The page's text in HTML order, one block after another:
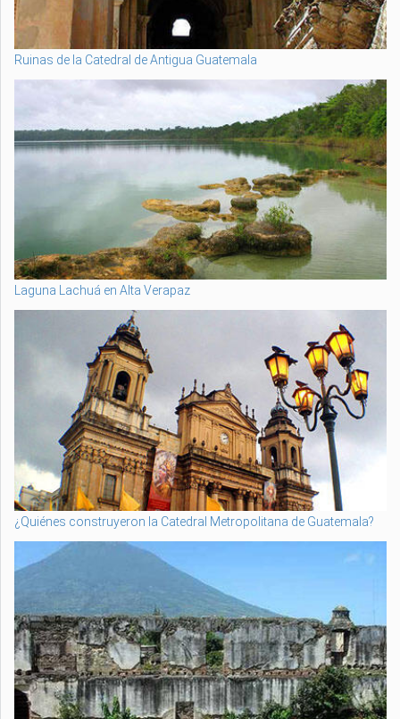
Ruinas de la Catedral de Antigua Guatemala
Laguna Lachuá en Alta Verapaz
¿Quiénes construyeron la Catedral Metropolitana de Guatemala?